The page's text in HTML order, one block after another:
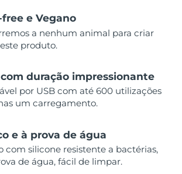
e Vegano
a nenhum animal para criar
produto.
duração impressionante
por USB com até 600 utilizações
um carregamento.
e à prova de água
com silicone resistente a bactérias,
de água, fácil de limpar.